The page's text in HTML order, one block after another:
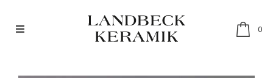
0